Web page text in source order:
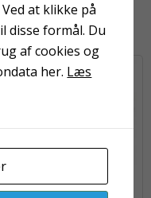
PÅ at klikke på
disse formål. Du
af cookies og
her. Læs